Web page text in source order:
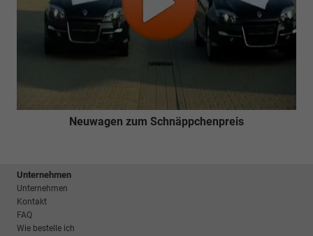
Neuwagen zum Schnäppchenpreis
Unternehmen
Unternehmen
Kontakt
FAQ
Wie bestelle ich